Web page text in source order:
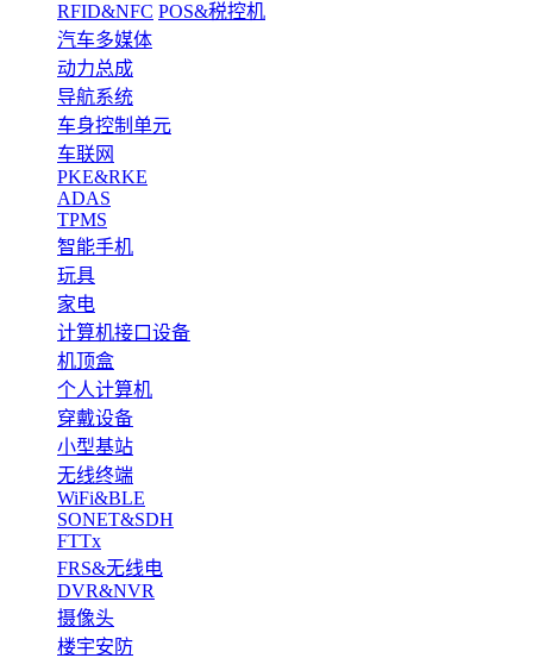
RFID&NFC POS&税控机
汽车多媒体
动力总成
导航系统
车身控制单元
车联网
PKE&RKE
ADAS
TPMS
智能手机
玩具
家电
计算机接口设备
机顶盒
个人计算机
穿戴设备
小型基站
无线终端
WiFi&BLE
SONET&SDH
FTTx
FRS&无线电
DVR&NVR
摄像头
楼宇安防